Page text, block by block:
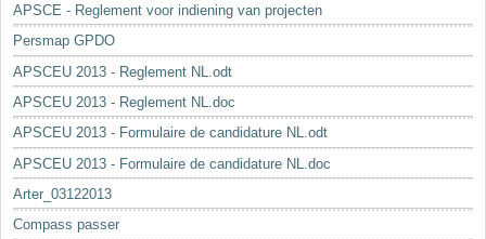
APSCE - Reglement voor indiening van projecten
Persmap GPDO
APSCEU 2013 - Reglement NL.odt
APSCEU 2013 - Reglement NL.doc
APSCEU 2013 - Formulaire de candidature NL.odt
APSCEU 2013 - Formulaire de candidature NL.doc
Arter_03122013
Compass passer